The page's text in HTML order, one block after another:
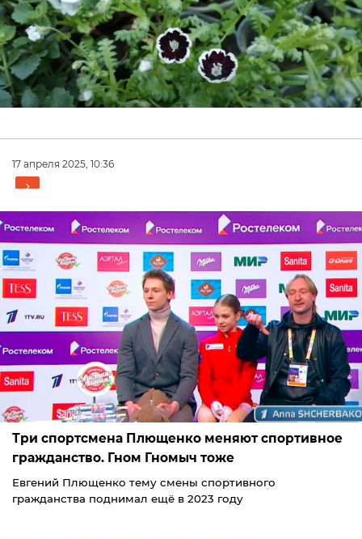
17 апреля 2025, 10:36
Три спортсмена Плющенко меняют спортивное
гражданство. Гном Гномыч тоже
Евгений Плющенко тему смены спортивного
гражданства поднимал ещё в 2023 году